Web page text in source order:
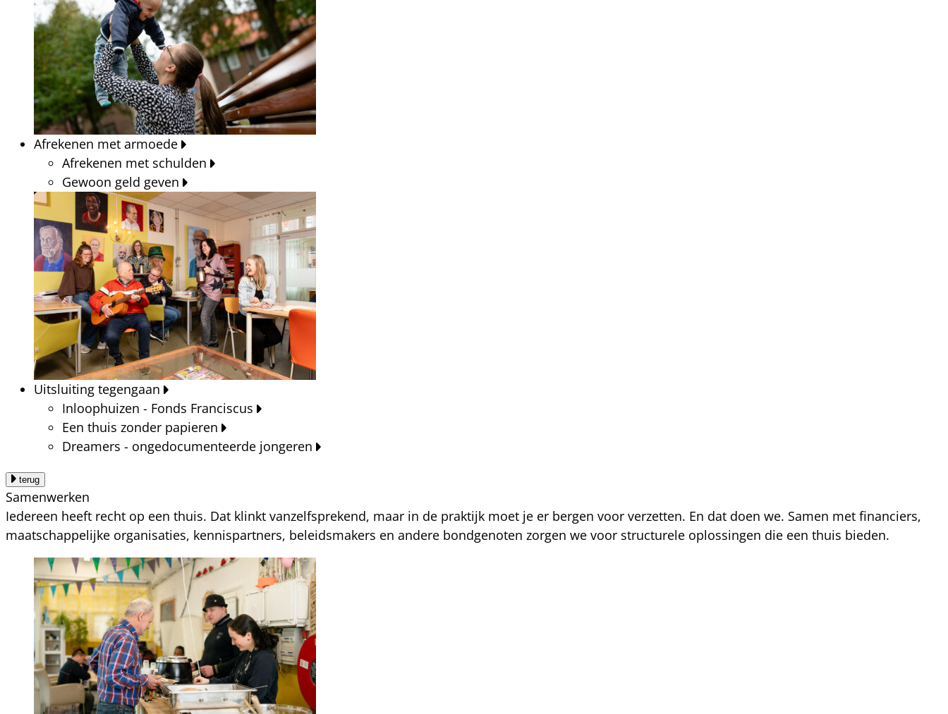
Afrekenen met armoede
Afrekenen met schulden
Gewoon geld geven
Uitsluiting tegengaan
Inloophuizen - Fonds Franciscus
Een thuis zonder papieren
Dreamers - ongedocumenteerde jongeren
terug
Samenwerken
Iedereen heeft recht op een thuis. Dat klinkt vanzelfsprekend, maar in de praktijk moet je er bergen voor verzetten. En dat doen we. Samen met financiers,
maatschappelijke organisaties, kennispartners, beleidsmakers en andere bondgenoten zorgen we voor structurele oplossingen die een thuis bieden.